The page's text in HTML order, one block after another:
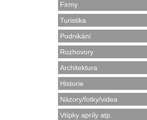
Firmy
Turistika
Podnikání
Rozhovory
Architektura
Historie
Názory/fotky/videa
Vtípky apríly atp.